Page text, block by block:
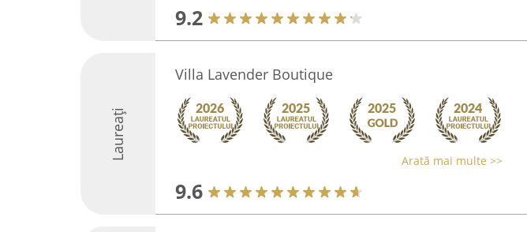
9.2
Laureați
Villa Lavender Boutique
Arată mai multe >>
9.6